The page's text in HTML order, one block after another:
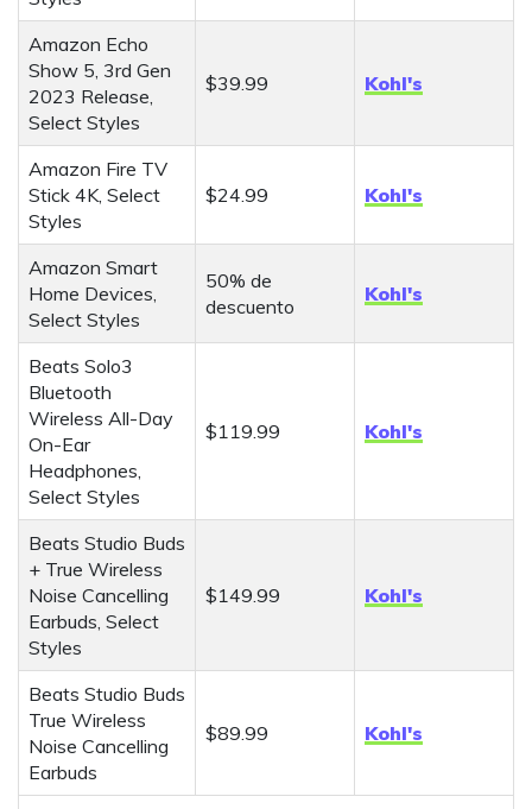
Amazon Echo
Show 5, 3rd Gen
2023 Release,
Select Styles
$39.99 Kohl's
Amazon Fire TV
Stick 4K, Select
Styles
$24.99 Kohl's
Amazon Smart
Home Devices,
Select Styles
50% de
descuento
Kohl's
Beats Solo3
Bluetooth
Wireless All-Day
On-Ear
Headphones,
Select Styles
$119.99 Kohl's
Beats Studio Buds
+ True Wireless
Noise Cancelling
Earbuds, Select
Styles
$149.99 Kohl's
Beats Studio Buds
True Wireless
Noise Cancelling
Earbuds
$89.99 Kohl's